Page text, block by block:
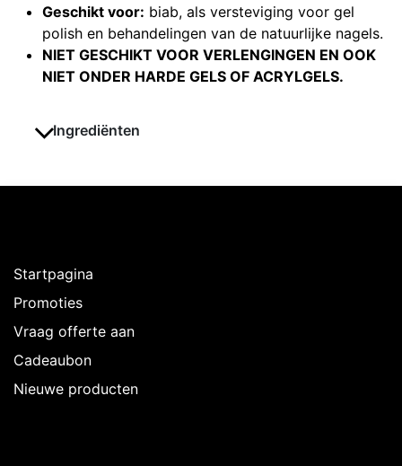
Geschikt voor: biab, als versteviging voor gel
polish en behandelingen van de natuurlijke nagels.
NIET GESCHIKT VOOR VERLENGINGEN EN OOK
NIET ONDER HARDE GELS OF ACRYLGELS.
Ingrediënten
Startpagina
Promoties
Vraag offerte aan
Cadeaubon
Nieuwe producten